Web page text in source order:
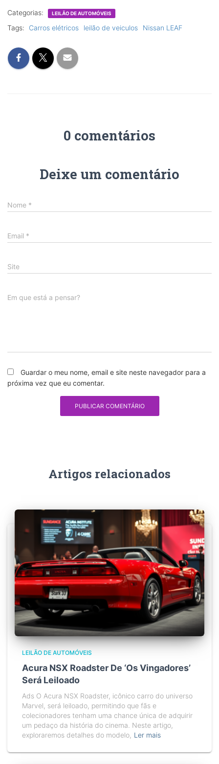
Categorias: LEILÃO DE AUTOMÓVEIS
Tags: Carros elétricos leilão de veiculos Nissan LEAF
0 comentários
Deixe um comentário
Nome *
Email *
Site
Em que está a pensar?
Guardar o meu nome, email e site neste navegador para a
próxima vez que eu comentar.
Artigos relacionados
LEILÃO DE AUTOMÓVEIS
Acura NSX Roadster De ‘Os Vingadores’
Será Leiloado
Ads O Acura NSX Roadster, icônico carro do universo
Marvel, será leiloado, permitindo que fãs e
colecionadores tenham uma chance única de adquirir
um pedaço da história do cinema. Neste artigo,
exploraremos detalhes do modelo, Ler mais